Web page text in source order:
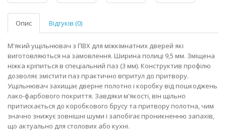
Опис Відгуків (0)
М'який ущільнювач з ПВХ для міжкімнатних дверей які
виготовляються на замовлення. Ширина полиці 9,5 мм. Зміщена
ніжка кріпиться в спеціальний паз (3 мм). Конструктив профілю
дозволяє змістити паз практично впритул до притвору.
Ущільнювач захищає дверне полотно і коробку від пошкоджень
лако-фарбового покриття. Завдяки м'якості, він щільно
притискається до коробкового брусу та притвору полотна, чим
значно знижує зовнішні шуми і запобігає проникненню запахів,
що актуально для столових або кухні.